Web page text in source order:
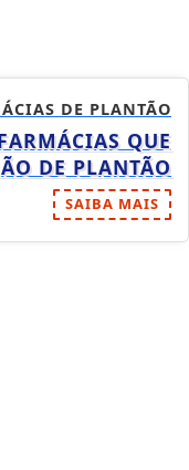
DE PLANTÃO
QUE
DE PLANTÃO
SAIBA MAIS